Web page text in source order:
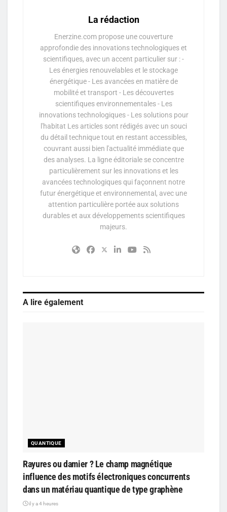
La rédaction
Enerzine.com propose une couverture
approfondie des innovations technologiques et
scientifiques, avec un accent particulier sur : -
Les énergies renouvelables et le stockage
énergétique - Les avancées en matière de
mobilité et transport - Les découvertes
scientifiques environnementales - Les
innovations technologiques - Les solutions pour
l'habitat Les articles sont rédigés avec un souci
du détail technique tout en restant accessibles,
couvrant aussi bien l'actualité immédiate que
des analyses. La ligne éditoriale se concentre
particulièrement sur les innovations et les
avancées technologiques qui façonnent notre
futur énergétique et environnemental, avec une
attention particulière portée aux solutions
durables et aux développements scientifiques
majeurs.
A lire également
QUANTIQUE
Rayures ou damier ? Le champ magnétique
influence des motifs électroniques concurrents
dans un matériau quantique de type graphène
il y a 4 heures